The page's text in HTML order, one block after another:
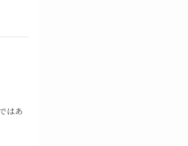
はあ